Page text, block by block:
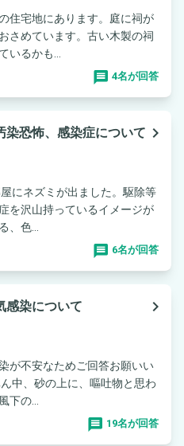
住宅地にあります。庭に祠が
さめています。古い木製の祠
いるかも...
4名が回答
染恐怖、感染症について navigate_next
にネズミが出ました。駆除等
を沢山持っているイメージが
色...
6名が回答
感染について
navigate_next
が不安なためご回答お願いい
中、砂の上に、嘔吐物と思わ
の...
19名が回答